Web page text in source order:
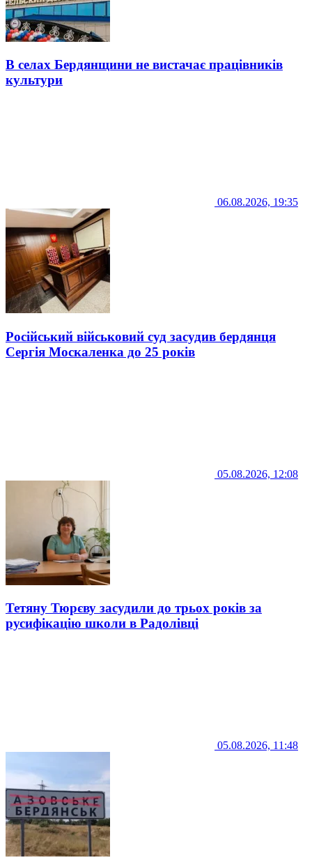
В селах Бердянщини не вистачає працівників
культури
06.08.2026, 19:35
Російський військовий суд засудив бердянця
Сергія Москаленка до 25 років
05.08.2026, 12:08
Тетяну Тюрєву засудили до трьох років за
русифікацію школи в Радолівці
05.08.2026, 11:48